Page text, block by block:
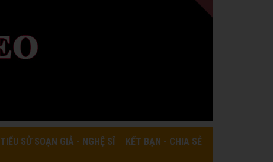
TIỂU SỬ SOẠN GIẢ - NGHỆ SĨ KẾT BẠN - CHIA SẺ